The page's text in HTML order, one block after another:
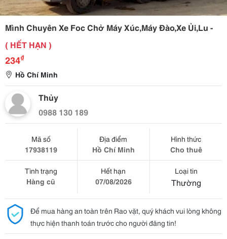
Mình Chuyên Xe Foc Chở Máy Xúc,Máy Đào,Xe Ủi,Lu -
( HẾT HẠN )
234₫
Hồ Chí Minh
Thủy
0988 130 189
Mã số
17938119
Địa điểm
Hồ Chí Minh
Hình thức
Cho thuê
Tình trạng
Hàng cũ
Hết hạn
07/08/2026
Loại tin
Thường
Để mua hàng an toàn trên Rao vặt, quý khách vui lòng không
thực hiện thanh toán trước cho người đăng tin!